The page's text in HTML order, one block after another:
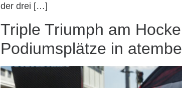
der drei […]
Triple Triumph am
Podiumsplätze in